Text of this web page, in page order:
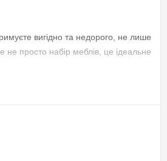
рекомендуємо уточнювати у
вигідно та недорого, не лише
просто набір меблів, це ідеальне